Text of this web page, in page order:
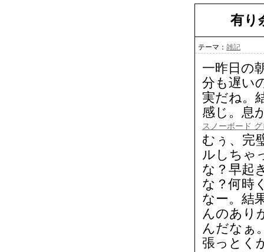
有り
テーマ： 雑記
一昨日の
分も遅い
実だね。
感じ。息
スノーボード
むぅ、完
ルしちゃ
な？早起
な？何時
なー。結
んのあり
んだなぁ
張っとく